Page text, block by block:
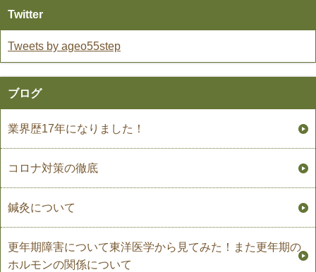
Twitter
Tweets by ageo55step
ブログ
業界歴17年になりました！
コロナ対策の徹底
鍼灸について
更年期障害について東洋医学から見てみた！また更年期の
ホルモンの関係について